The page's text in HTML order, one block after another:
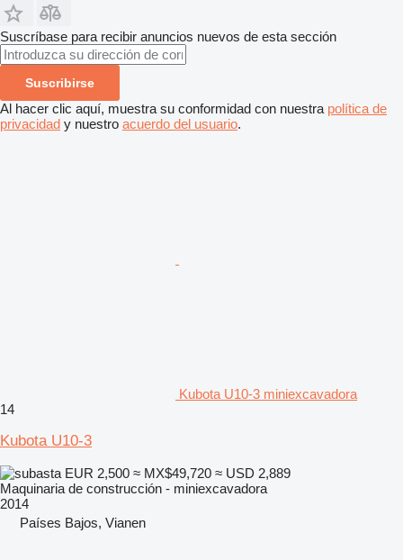
Suscríbase para recibir anuncios nuevos de esta sección
Suscribirse
Al hacer clic aquí, muestra su conformidad con nuestra política de
privacidad y nuestro acuerdo del usuario.
Kubota U10-3 miniexcavadora
14
Kubota U10-3
EUR 2,500 ≈ MX$49,720 ≈ USD 2,889
Maquinaria de construcción - miniexcavadora
2014
Países Bajos, Vianen